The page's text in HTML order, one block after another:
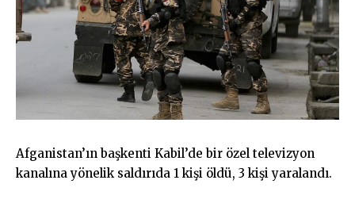
Afganistan’ın başkenti Kabil’de bir özel televizyon
kanalına yönelik saldırıda 1 kişi öldü, 3 kişi yaralandı.